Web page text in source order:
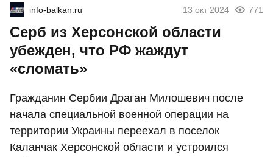
info-balkan.ru 13 окт 2024 771
Серб из Херсонской области
убежден, что РФ жаждут
«сломать»
Гражданин Сербии Драган Милошевич после
начала специальной военной операции на
территории Украины переехал в поселок
Каланчак Херсонской области и устроился